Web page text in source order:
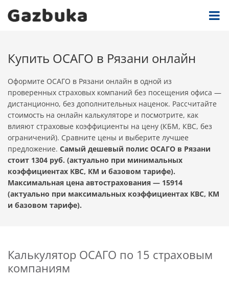
Купить ОСАГО в Рязани онлайн
Оформите ОСАГО в Рязани онлайн в одной из
проверенных страховых компаний без посещения офиса —
дистанционно, без дополнительных наценок. Рассчитайте
стоимость на онлайн калькуляторе и посмотрите, как
влияют страховые коэффициенты на цену (КБМ, КВС, без
ограничений). Сравните цены и выберите лучшее
предложение. Самый дешевый полис ОСАГО в Рязани
стоит 1304 руб. (актуально при минимальных
коэффициентах КВС, КМ и базовом тарифе).
Максимальная цена автострахования — 15914
(актуально при максимальных коэффициентах КВС, КМ
и базовом тарифе).
Калькулятор ОСАГО по 15 страховым
компаниям